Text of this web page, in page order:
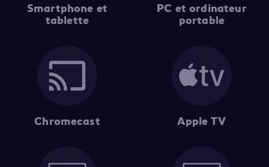
Smartphone et
tablette
PC et ordinateur
portable
Chromecast Apple TV